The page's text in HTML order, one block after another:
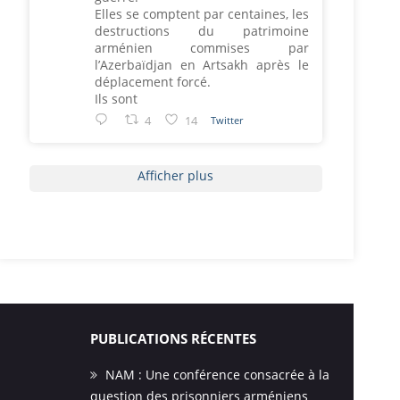
Elles se comptent par centaines, les
destructions du patrimoine
arménien commises par
l’Azerbaïdjan en Artsakh après le
déplacement forcé.
Ils sont
4 14 Twitter
Afficher plus
PUBLICATIONS RÉCENTES
NAM : Une conférence consacrée à la
question des prisonniers arméniens